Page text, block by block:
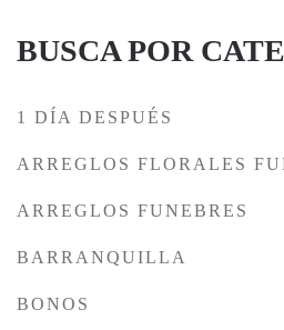
BUSCA POR
1 DÍA DESPUÉS
ARREGLOS FLORALES
ARREGLOS FUNEBRES
BARRANQUILLA
BONOS